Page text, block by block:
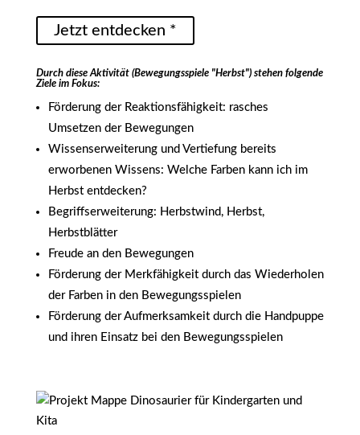
Jetzt entdecken *
Durch diese Aktivität (Bewegungsspiele "Herbst") stehen folgende
Ziele im Fokus:
Förderung der Reaktionsfähigkeit: rasches
Umsetzen der Bewegungen
Wissenserweiterung und Vertiefung bereits
erworbenen Wissens: Welche Farben kann ich im
Herbst entdecken?
Begriffserweiterung: Herbstwind, Herbst,
Herbstblätter
Freude an den Bewegungen
Förderung der Merkfähigkeit durch das Wiederholen
der Farben in den Bewegungsspielen
Förderung der Aufmerksamkeit durch die Handpuppe
und ihren Einsatz bei den Bewegungsspielen